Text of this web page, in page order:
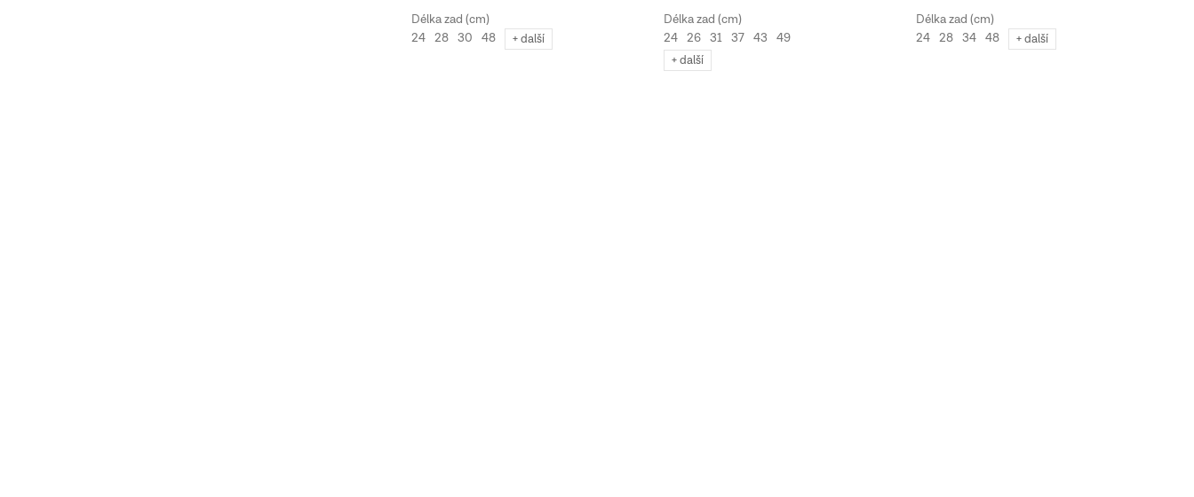
24 28 30 48 + další 24 26 31 37 43 49
+ další
24 28 34 48 + další